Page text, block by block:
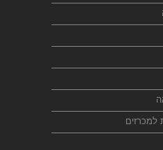
למכרזים